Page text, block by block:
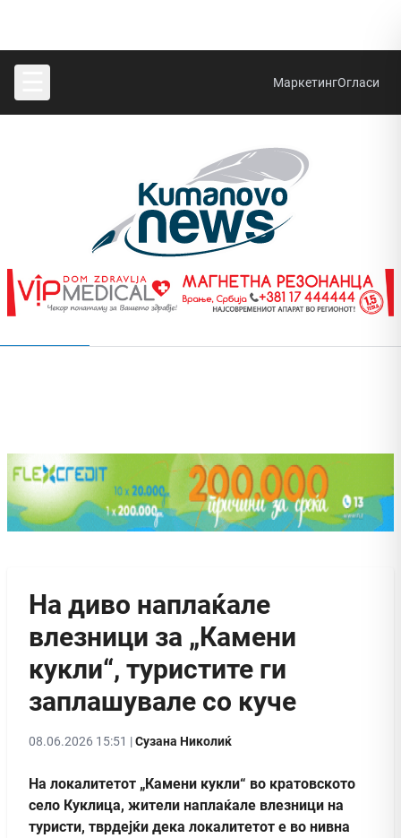
МаркетингОгласи
На диво наплаќале
влезници за „Камени
кукли“, туристите ги
заплашувале со куче
08.06.2026 15:51 |Сузана Николиќ
На локалитетот „Камени кукли“ во кратовското
село Куклица, жители наплаќале влезници на
туристи, тврдејќи дека локалитетот е во нивна